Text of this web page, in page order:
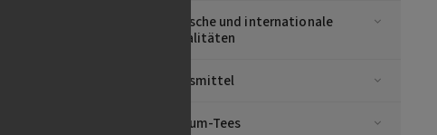
Asiatische und internationale
Spezialitäten
Lebensmittel
Premium-Tees